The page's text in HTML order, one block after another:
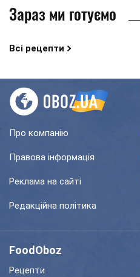
Зараз ми готуємо
Всі рецепти
Про компанію
Правова інформація
Реклама на сайті
Редакційна політика
FoodOboz
Рецепти